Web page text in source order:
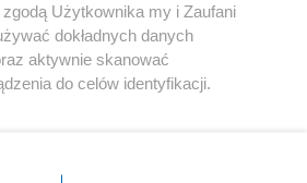
Instagram Youtube
zgodą Użytkownika my i Zaufani
dokładnych danych
aktywnie skanować
do celów identyfikacji.
przycisk ustawień prywatności